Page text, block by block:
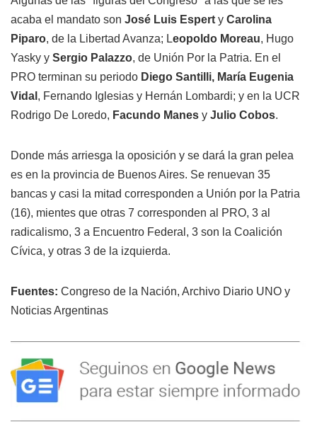
acaba el mandato son José Luis Espert y Carolina
Piparo, de la Libertad Avanza; Leopoldo Moreau, Hugo
Yasky y Sergio Palazzo, de Unión Por la Patria. En el
PRO terminan su periodo Diego Santilli, María Eugenia
Vidal , Fernando Iglesias y Hernán Lombardi; y en la UCR
Rodrigo De Loredo, Facundo Manes y Julio Cobos.
Donde más arriesga la oposición y se dará la gran pelea
es en la provincia de Buenos Aires. Se renuevan 35
bancas y casi la mitad corresponden a Unión por la Patria
(16), mientes que otras 7 corresponden al PRO, 3 al
radicalismo, 3 a Encuentro Federal, 3 son la Coalición
Cívica, y otras 3 de la izquierda.
Fuentes: Congreso de la Nación, Archivo Diario UNO y
Noticias Argentinas